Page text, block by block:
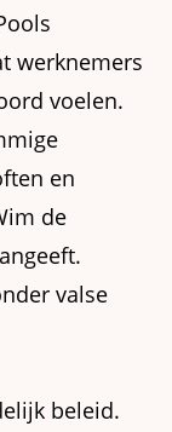
werknemers
voelen.
en
de
valse
beleid.